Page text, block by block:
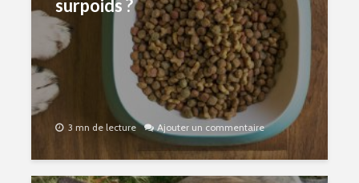
surpoids ?
3 mn de lecture Ajouter un commentaire